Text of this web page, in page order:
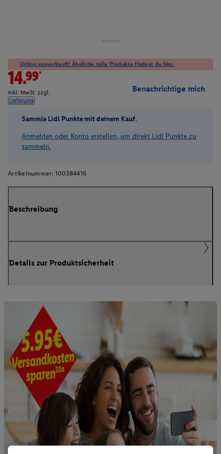
Online ausverkauft! Ähnliche tolle Produkte findest du hier.
14.99*
inkl. MwSt. zzgl.
Lieferung
Benachrichtige mich
Sammle Lidl Punkte mit deinem Kauf.
Anmelden oder Konto erstellen, um direkt Lidl Punkte zu
sammeln.
Artikelnummer: 100384416
Beschreibung
Details zur Produktsicherheit